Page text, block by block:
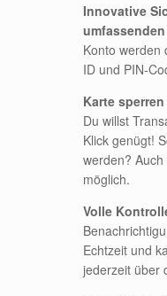
Innovative
Konto werden
ID und PIN-
Karte
Du willst
Klick genügt!
werden?
möglich.
Volle
Echtzeit und
jederzeit über